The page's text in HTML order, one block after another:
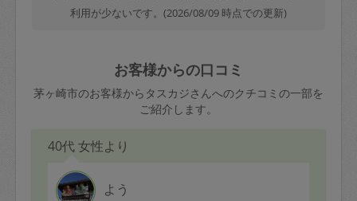
利用が少ないです。(2026/08/09 時点での更新)
お客様からの口コミ
茅ヶ崎市のお客様からタスカジさんへのクチコミの一部を
ご紹介します。
40代 女性より
よう